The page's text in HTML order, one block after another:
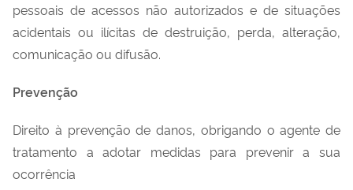
pessoais de acessos não autorizados e de situações
acidentais ou ilícitas de destruição, perda, alteração,
comunicação ou difusão.
Prevenção
Direito à prevenção de danos, obrigando o agente de
tratamento a adotar medidas para prevenir a sua
ocorrência